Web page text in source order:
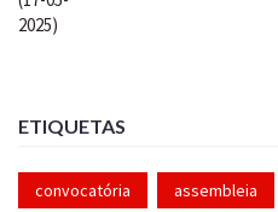
ETIQUETAS
convocatória assembleia